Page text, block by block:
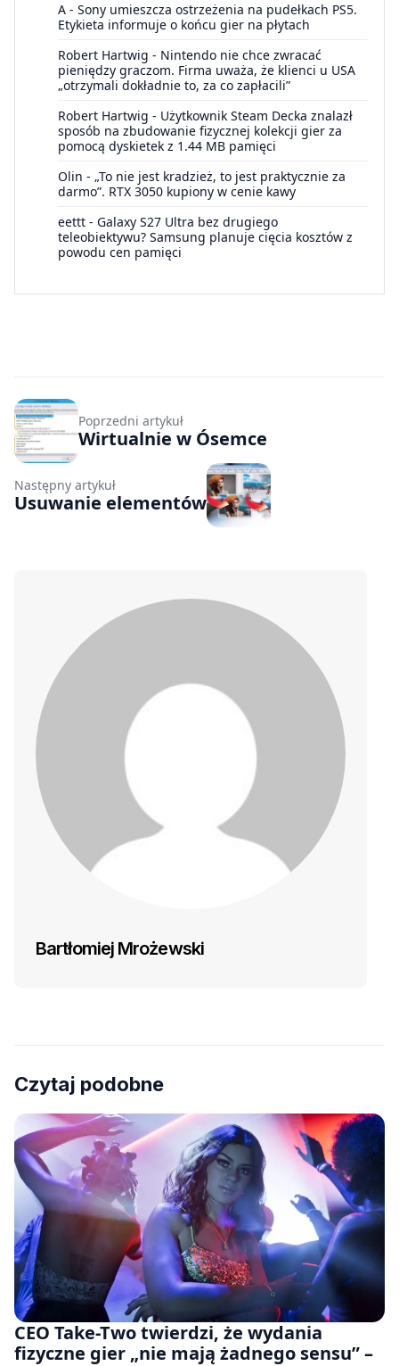
A - Sony umieszcza ostrzeżenia na pudełkach PS5.
Etykieta informuje o końcu gier na płytach
Robert Hartwig - Nintendo nie chce zwracać
pieniędzy graczom. Firma uważa, że klienci u USA
„otrzymali dokładnie to, za co zapłacili”
Robert Hartwig - Użytkownik Steam Decka znalazł
sposób na zbudowanie fizycznej kolekcji gier za
pomocą dyskietek z 1.44 MB pamięci
Olin - „To nie jest kradzież, to jest praktycznie za
darmo”. RTX 3050 kupiony w cenie kawy
eettt - Galaxy S27 Ultra bez drugiego
teleobiektywu? Samsung planuje cięcia kosztów z
powodu cen pamięci
Poprzedni artykuł
Wirtualnie w Ósemce
Następny artykuł
Usuwanie elementów
Bartłomiej Mrożewski
Czytaj podobne
CEO Take-Two twierdzi, że wydania
fizyczne gier „nie mają żadnego sensu” –